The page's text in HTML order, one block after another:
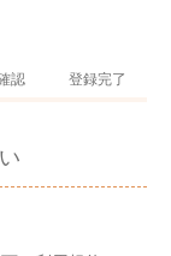
認 登録完了